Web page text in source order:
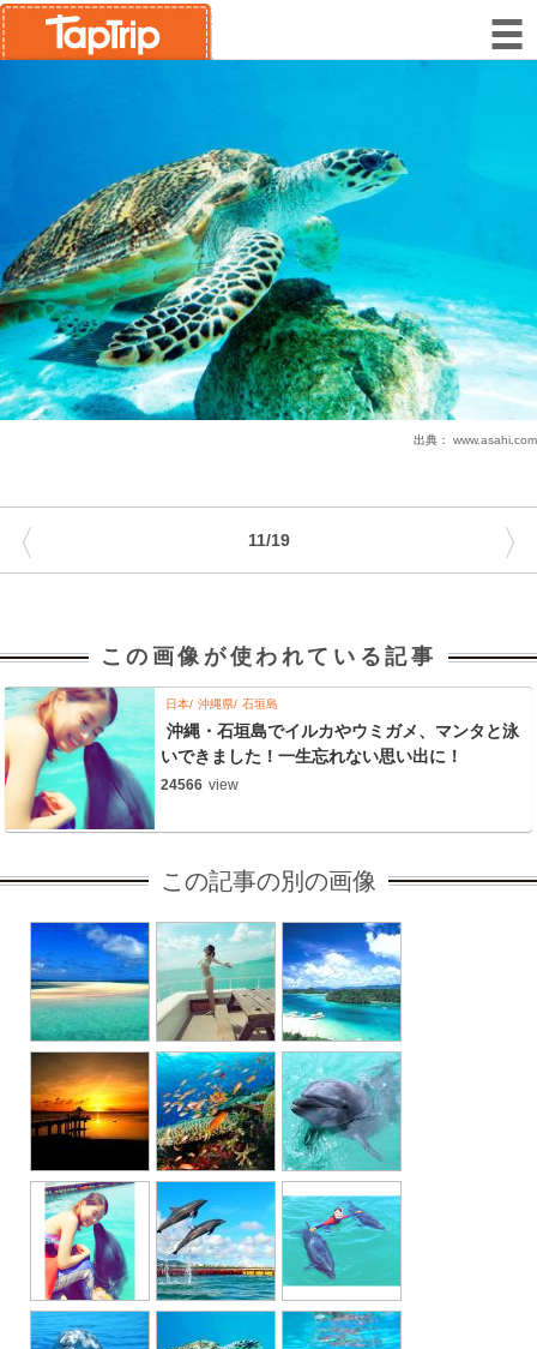
出典： www.asahi.com
11/19
〈 〉
この画像が使われている記事
日本 沖縄県 石垣島
沖縄・石垣島でイルカやウミガメ、マンタと泳
いできました！一生忘れない思い出に！
24566 view
この記事の別の画像